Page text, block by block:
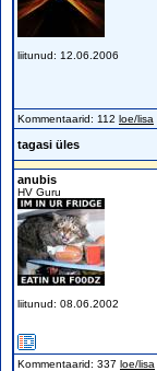
liitunud: 12.06.2006
Kommentaarid: 112 loe/lisa
tagasi üles
anubis
HV Guru
liitunud: 08.06.2002
Kommentaarid: 337 loe/lisa